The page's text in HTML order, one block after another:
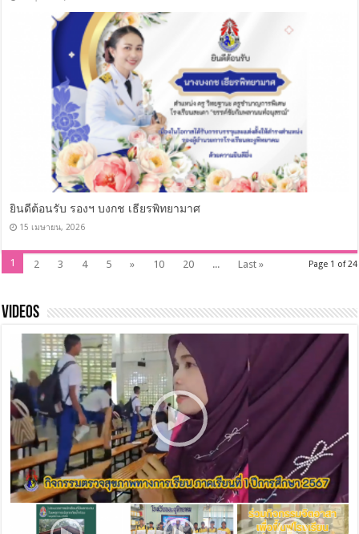
ยินดีต้อนรับ รองฯ บงกช เธียรพิทยามาศ
15 เมษายน, 2026
Page 1 of 24
1 2 3 4 5 » 10 20 ... Last »
Videos